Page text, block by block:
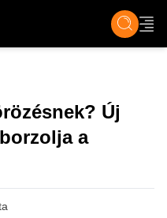
ÉLET TECH &
Új
a